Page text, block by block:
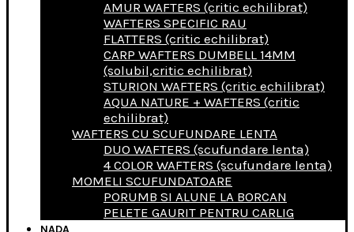
AMUR WAFTERS (critic echilibrat)
WAFTERS SPECIFIC RAU
FLATTERS (critic echilibrat)
CARP WAFTERS DUMBELL 14MM
(solubil,critic echilibrat)
STURION WAFTERS (critic echilibrat)
AQUA NATURE + WAFTERS (critic
echilibrat)
WAFTERS CU SCUFUNDARE LENTA
DUO WAFTERS (scufundare lenta)
4 COLOR WAFTERS (scufundare lenta)
MOMELI SCUFUNDATOARE
PORUMB SI ALUNE LA BORCAN
PELETE GAURIT PENTRU CARLIG
NADA